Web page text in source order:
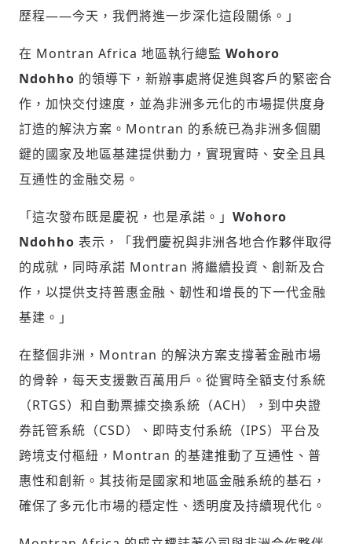
登入或註冊
參與下一波全球科技革命
輸入 Email 驗證碼
請輸入發送到的驗證碼
(十分鐘內有效)
驗證
歷程——今天，我們將進一步深化這段關係。」
在 Montran Africa 地區執行總監 Wohoro
Ndohho 的領導下，新辦事處將促進與客戶的緊密合
作，加快交付速度，並為非洲多元化的市場提供度身
訂造的解決方案。Montran 的系統已為非洲多個關
鍵的國家及地區基建提供動力，實現實時、安全且具
互通性的金融交易。
「這次發布既是慶祝，也是承諾。」 Wohoro
Ndohho 表示，「我們慶祝與非洲各地合作夥伴取得
的成就，同時承諾 Montran 將繼續投資、創新及合
作，以提供支持普惠金融、韌性和增長的下一代金融
基建。」
在整個非洲，Montran 的解決方案支撐著金融市場
的骨幹，每天支援數百萬用戶。從實時全額支付系統
（RTGS）和自動票據交換系統（ACH），到中央證
券託管系統（CSD）、即時支付系統（IPS）平台及
跨境支付樞紐，Montran 的基建推動了互通性、普
惠性和創新。其技術是國家和地區金融系統的基石，
確保了多元化市場的穩定性、透明度及持續現代化。